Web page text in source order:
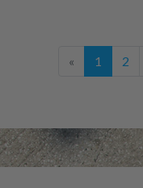
« 1 2